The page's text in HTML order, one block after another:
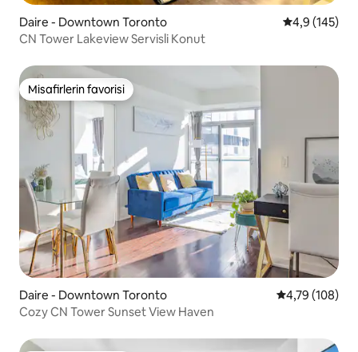
Daire - Downtown Toronto 5 üzerinden
4,9 (145)
CN Tower Lakeview Servisli Konut
Misafirlerin favorisi
Misafirlerin favorisi
Daire - Downtown Toronto 5 üzerinden
4,79 (108)
Cozy CN Tower Sunset View Haven